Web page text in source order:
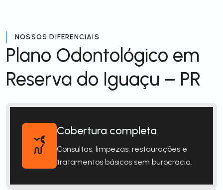
NOSSOS DIFERENCIAIS
Plano Odontológico em
Reserva do Iguaçu – PR
Cobertura completa
Consultas, limpezas, restaurações e
tratamentos básicos sem burocracia.